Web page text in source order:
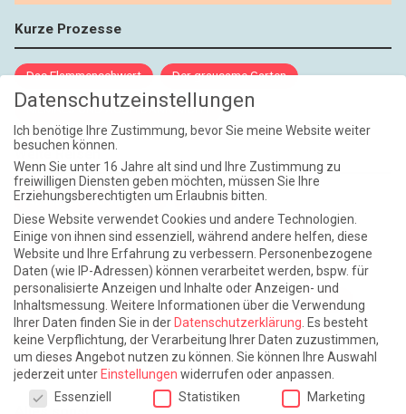
Kurze Prozesse
Das Flammenschwert Der grausame Garten
NIEMALS UND AUCH DANN NICHT
Weite Reisen
Atlantische Turbulenzen DIE ELF
Die Zeit der Ringelblumen ist vorbei Europa im Kopf
Fast am Ziel Frühling in Florenz In der Blase
Leben lernen / Ein Versuch Trinken. Träumen. Trösten.
Triple-Edinburgher mit Ketchup WACHS!
Winterreise (mit Sommern)
Datenschutzeinstellungen
Ich benötige Ihre Zustimmung, bevor Sie meine Website weiter
besuchen können.
Wenn Sie unter 16 Jahre alt sind und Ihre Zustimmung zu
freiwilligen Diensten geben möchten, müssen Sie Ihre
Erziehungsberechtigten um Erlaubnis bitten.
Diese Website verwendet Cookies und andere Technologien.
Einige von ihnen sind essenziell, während andere helfen, diese
Website und Ihre Erfahrung zu verbessern. Personenbezogene
Daten (wie IP-Adressen) können verarbeitet werden, bspw. für
personalisierte Anzeigen und Inhalte oder Anzeigen- und
Inhaltsmessung. Weitere Informationen über die Verwendung
Ihrer Daten finden Sie in der Datenschutzerklärung Es besteht
keine Verpflichtung, der Verarbeitung Ihrer Daten zuzustimmen,
um dieses Angebot nutzen zu können. Sie können Ihre Auswahl
jederzeit unter Einstellungen widerrufen oder anpassen.
Datenschutzeinstellungen
Essenziell Statistiken Marketing